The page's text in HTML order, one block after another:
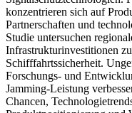
konzentrieren sich auf
Partnerschaften und
Studie untersuchen
Infrastrukturinvestitionen
Schifffahrtssicherheit.
Forschungs- und
Jamming-Leistung
Chancen,